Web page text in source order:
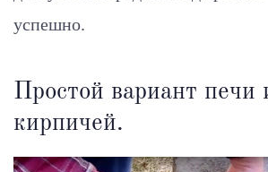
успешно.
Простой вариант печи
кирпичей.